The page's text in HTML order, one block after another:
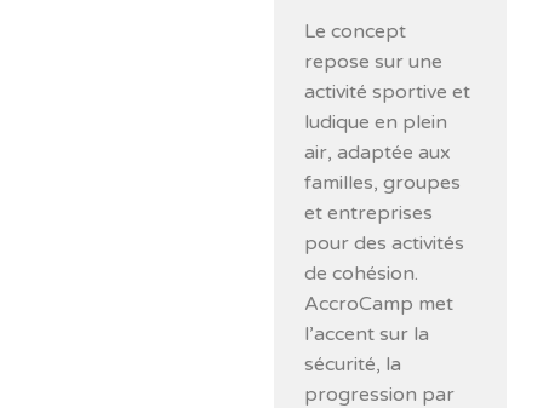
Le concept
repose sur une
activité sportive et
ludique en plein
air, adaptée aux
familles, groupes
et entreprises
pour des activités
de cohésion.
AccroCamp met
l’accent sur la
sécurité, la
progression par